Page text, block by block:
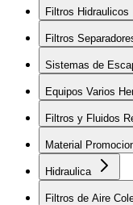
Filtros Hidraulicos
Filtros
Sistemas de
Equipos Varios
Filtros y Fluidos
Material
Hidraulica